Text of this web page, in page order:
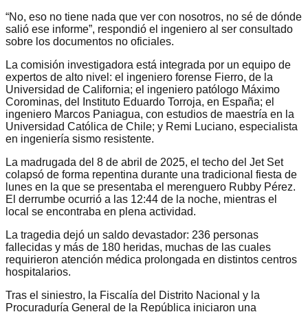
“No, eso no tiene nada que ver con nosotros, no sé de dónde
salió ese informe”, respondió el ingeniero al ser consultado
sobre los documentos no oficiales.
La comisión investigadora está integrada por un equipo de
expertos de alto nivel: el ingeniero forense Fierro, de la
Universidad de California; el ingeniero patólogo Máximo
Corominas, del Instituto Eduardo Torroja, en España; el
ingeniero Marcos Paniagua, con estudios de maestría en la
Universidad Católica de Chile; y Remi Luciano, especialista
en ingeniería sismo resistente.
La madrugada del 8 de abril de 2025, el techo del Jet Set
colapsó de forma repentina durante una tradicional fiesta de
lunes en la que se presentaba el merenguero Rubby Pérez.
El derrumbe ocurrió a las 12:44 de la noche, mientras el
local se encontraba en plena actividad.
La tragedia dejó un saldo devastador: 236 personas
fallecidas y más de 180 heridas, muchas de las cuales
requirieron atención médica prolongada en distintos centros
hospitalarios.
Tras el siniestro, la Fiscalía del Distrito Nacional y la
Procuraduría General de la República iniciaron una